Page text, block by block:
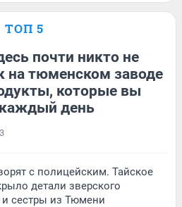
ТОП 5
почти никто не
на тюменском заводе
которые вы
каждый день
с полицейским. Тайское
детали зверского
и сестры из Тюмени